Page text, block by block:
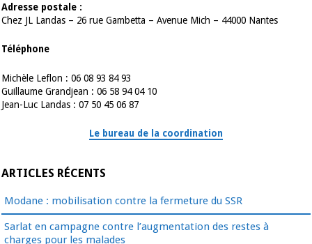
Adresse postale :
Chez JL Landas – 26 rue Gambetta – Avenue Mich – 44000 Nantes
Téléphone
Michèle Leflon : 06 08 93 84 93
Guillaume Grandjean : 06 58 94 04 10
Jean-Luc Landas : 07 50 45 06 87
Le bureau de la coordination
ARTICLES RÉCENTS
Modane : mobilisation contre la fermeture du SSR
Sarlat en campagne contre l’augmentation des restes à
charges pour les malades